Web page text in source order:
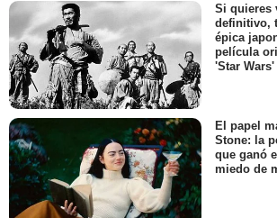
Si quieres
definitivo,
épica
película
'Star
El papel
Stone: la
que ganó
miedo de